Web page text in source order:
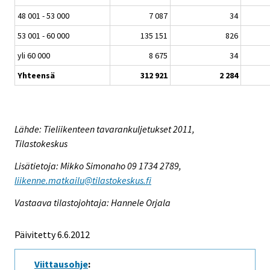
48 001 - 53 000
7 087
34
53 001 - 60 000
135 151
826
yli 60 000
8 675
34
Yhteensä
312 921 2 284
Lähde: Tieliikenteen tavarankuljetukset 2011,
Tilastokeskus
Lisätietoja: Mikko Simonaho 09 1734 2789,
liikenne.matkailu@tilastokeskus.fi
Vastaava tilastojohtaja: Hannele Orjala
Päivitetty 6.6.2012
Viittausohje: